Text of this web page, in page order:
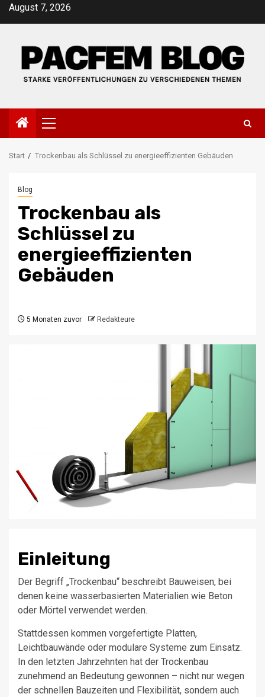
ZumAugust 7, 2026
Primäres
Menü
Start Trockenbau als Schlüssel zu energieeffizienten Gebäuden
Blog
Trockenbau als
Schlüssel zu
energieeffizienten
Gebäuden
5 Monaten zuvor Redakteure
Einleitung
Der Begriff „Trockenbau“ beschreibt Bauweisen, bei
denen keine wasserbasierten Materialien wie Beton
oder Mörtel verwendet werden.
Stattdessen kommen vorgefertigte Platten,
Leichtbauwände oder modulare Systeme zum Einsatz.
In den letzten Jahrzehnten hat der Trockenbau
zunehmend an Bedeutung gewonnen – nicht nur wegen
der schnellen Bauzeiten und Flexibilität, sondern auch